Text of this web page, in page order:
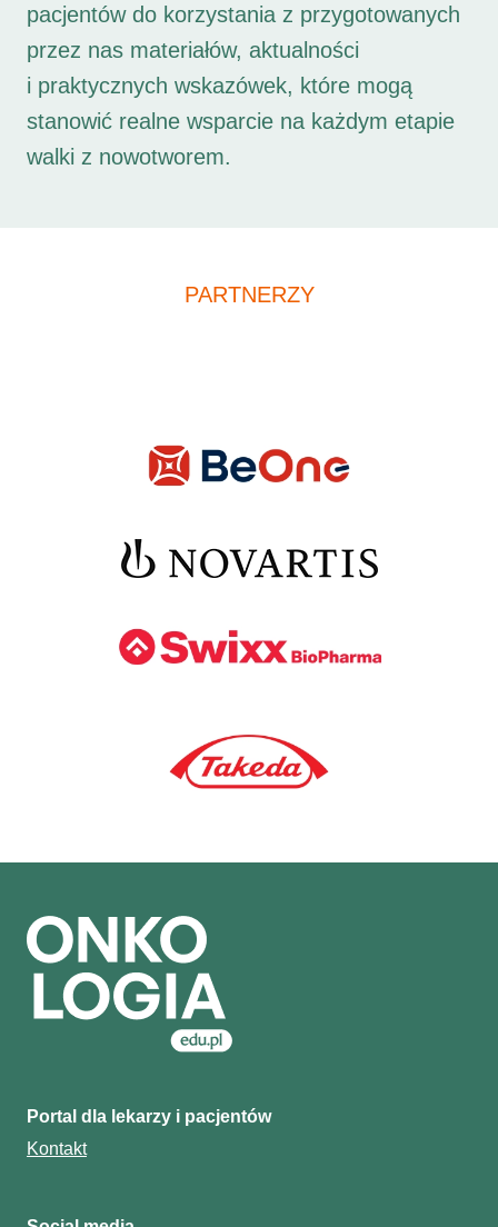
pacjentów do korzystania z przygotowanych
przez nas materiałów, aktualności
i praktycznych wskazówek, które mogą
stanowić realne wsparcie na każdym etapie
walki z nowotworem.
PARTNERZY
Portal dla lekarzy i pacjentów
Kontakt